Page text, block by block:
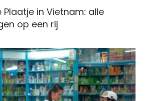
Plaatje in Vietnam: alle
op een rij